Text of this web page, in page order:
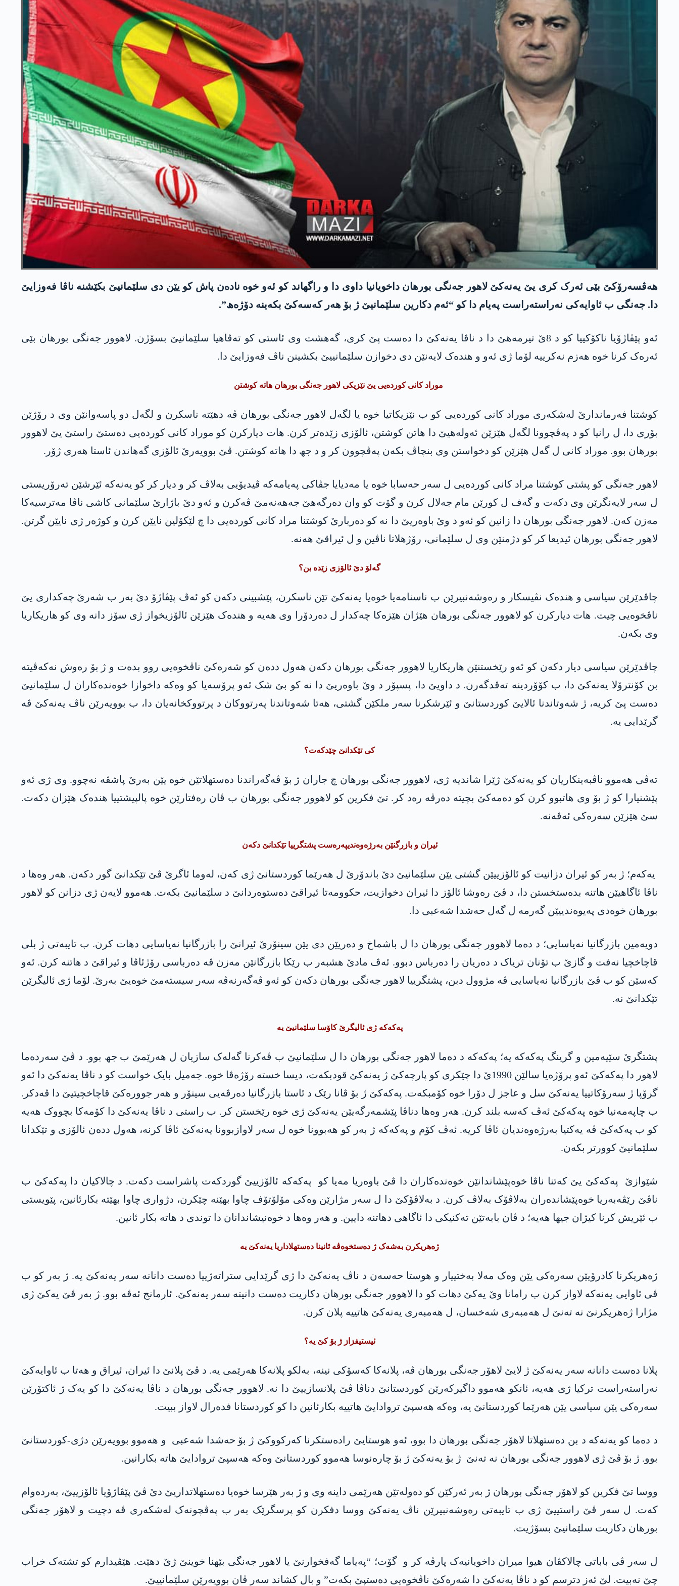
ھەڤسەرۆکێ بێی ئەرک کری یێ یەنەکێ لاھور جەنگی بورھان داخویانیا داوی دا و راگھاند کو ئەو خوە نادەن پاش کو یێن دی سلێمانیێ بکێشنە ناڤا فەوزایێ
دا. جەنگی ب ئاوایەکی نەراستەراست پەیام دا کو “ئەم دکارین سلێمانیێ ژ بۆ ھەر کەسەکێ بکەینە دۆژەھ”.
ئەو پێڤاژۆیا ناکۆکییا کو د 8ێ تیرمەھێ دا د ناڤا یەنەکێ دا دەست پێ کری، گەھشت وی ئاستی کو تەڤاھیا سلێمانیێ بسۆژن. لاھوور جەنگی بورھان بێی
ئەرەک کرنا خوە ھەزم نەکرییە لۆما ژی ئەو و ھندەک لایەنێن دی دخوازن سلێمانییێ بکشینن ناڤ فەوزایێ دا.
موراد کانی کوردەیی یێ نێزیکی لاھور جەنگی بورھان ھاتە کوشتن
کوشتنا فەرماندارێ لەشکەری موراد کانی کوردەیی کو ب نێزیکاتیا خوە یا لگەل لاھور جەنگی بورھان ڤە دهێتە ناسکرن و لگەل دو پاسەوانێن وی د رۆژێن
بۆری دا، ل رانیا کو د پەڤچوونا لگەل ھێزێن ئەولەھیێ دا ھاتن کوشتن، ئالۆزی زێدەتر کرن. ھات دیارکرن کو موراد کانی کوردەیی دەستێ راستێ یێ لاھوور
بورھان بوو. موراد کانی ل گەل ھێزێن کو دخواستن وی بنچاڤ بکەن پەڤچوون کر و د جھ دا ھاتە کوشتن. ڤێ بوویەرێ ئالۆزی گەھاندن ئاستا ھەری ژۆر.
لاھور جەنگی کو پشتی کوشتنا مراد کانی کوردەیی ل سەر حەسابا خوە یا مەدیایا جڤاکی پەیامەکە ڤیدیۆیی بەلاڤ کر و دیار کر کو یەنەکە ئێرشێن تەرۆریستی
ل سەر لایەنگرێن وی دکەت و گەف ل کورێن مام جەلال کرن و گۆت کو وان دەرگەھێ جەهەنەمێ ڤەکرن و ئەو دێ باژارێ سلێمانی کاشی ناڤا مەترسیەکا
مەزن کەن. لاھور جەنگی بورھان دا زانین کو ئەو د وێ باوەریێ دا نە کو دەربارێ کوشتنا مراد کانی کوردەیی دا چ لێکۆلین نایێن کرن و کوژەر ژی نایێن گرتن.
لاھور جەنگی بورھان ئیدیعا کر کو دژمنێن وی ل سلێمانی، رۆژھلاتا ناڤین و ل ئیراقێ ھەنە.
گەلۆ دێ ئالۆزی زێدە بن؟
چاڤدێرێن سیاسی و ھندەک نڤیسکار و رەوشەنبیرێن ب ناسنامەیا خوەیا یەنەکێ تێن ناسکرن، پێشبینی دکەن کو ئەڤ پێڤاژۆ دێ بەر ب شەرێ چەکداری یێ
ناڤخوەیی چیت. ھات دیارکرن کو لاھوور جەنگی بورھان هێژان ھێزەکا چەکدار ل دەردۆرا وی ھەیە و ھندەک ھێزێن ئالۆزیخواز ژی سۆز دانە وی کو ھاریکاریا
وی بکەن.
چاڤدێرێن سیاسی دیار دکەن کو ئەو رێخستنێن هاریکاریا لاھوور جەنگی بورھان دکەن ھەول ددەن کو شەرەکێ ناڤخوەیی روو بدەت و ژ بۆ رەوش نەکەڤیتە
بن کۆنترۆلا یەنەکێ دا، ب کۆۆردینە تەڤدگەرن. د داویێ دا، پسپۆر د وێ باوەریێ دا نە کو بێ شک ئەو پرۆسەیا کو وەکە داخوازا خوەندەکاران ل سلێمانیێ
دەست پێ کریە، ژ شەوتاندنا ئالایێ کوردستانێ و ئێرشکرنا سەر ملکێن گشتی، ھەتا شەوتاندنا پەرتووکان د پرتووکخانەیان دا، ب بوویەرێن ناڤ یەنەکێ ڤە
گرێدایی یە.
کی تێکدانێ چێدکەت؟
تەڤی ھەموو ناڤبەینکاریان کو یەنەکێ ژێرا شاندیە ژی، لاھوور جەنگی بورھان چ جاران ژ بۆ ڤەگەراندنا دەستھلاتێن خوە یێن بەرێ پاشڤە نەچوو. وی ژی ئەو
پێشنیارا کو ژ بۆ وی ھاتبوو کرن کو دەمەکێ بچیتە دەرڤە رەد کر. تێ فکرین کو لاھوور جەنگی بورھان ب ڤان رەفتارێن خوە پالپیشتییا ھندەک ھێزان دکەت.
سێ ھێزێن سەرەکی ئەڤەنە.
ئیران و بازرگنێن بەرژەوەندیپەرەست پشتگرییا تێکدانێ دکەن
یەکەم؛ ژ بەر کو ئیران دزانیت کو ئالۆزییێن گشتی یێن سلێمانیێ دێ باندۆرێ ل ھەرێما کوردستانێ ژی کەن، لەوما ئاگرێ ڤێ تێکدانێ گور دکەن. ھەر وەھا د
ناڤا ئاگاھیێن ھاتنە بدەستخستن دا، د ڤێ رەوشا ئالۆز دا ئیران دخوازیت، حکوومەتا ئیراقێ دەستوەردانێ د سلێمانیێ بکەت. ھەموو لایەن ژی دزانن کو لاھور
بورھان خوەدی پەیوەندییێن گەرمە ل گەل حەشدا شەعبی دا.
دویەمین بازرگانیا نەیاسایی؛ د دەما لاھوور جەنگی بورھان دا ل باشماخ و دەریێن دی یێن سینۆرێ ئیرانێ را بازرگانیا نەیاسایی دھات کرن. ب تایبەتی ژ بلی
قاچاخچیا نەفت و گازێ ب تۆنان تریاک د دەریان را دەرباس دبوو. ئەڤ مادێ ھشبەر ب رێکا بازرگانێن مەزن ڤە دەرباسی رۆژئاڤا و ئیراقێ د ھاتنە کرن. ئەو
کەسێن کو ب ڤێ بازرگانیا نەیاسایی ڤە مژوول دبن، پشتگرییا لاھور جەنگی بورھان دکەن کو ئەو ڤەگەرنەڤە سەر سیستەمێ خوەیێ بەرێ. لۆما ژی ئالیگرێن
تێکدانێ نە.
پەکەکە ژی ئالیگرێ کاۆسا سلێمانیێ یە
پشتگرێ سێیەمین و گرینگ پەکەکە یە؛ پەکەکە د دەما لاھور جەنگی بورھان دا ل سلێمانیێ ب ڤەکرنا گەلەک سازیان ل ھەرێمێ ب جھ بوو. د ڤێ سەردەما
لاھور دا پەکەکێ ئەو پرۆژەیا سالێن 1990ێ دا چێکری کو پارچەکێ ژ یەنەکێ قودبکەت، دیسا خستە رۆژەڤا خوە. جەمیل بایک خواست کو د ناڤا یەنەکێ دا ئەو
گرۆپا ژ سەرۆکاتییا یەنەکێ سل و عاجز ل دۆرا خوە کۆمبکەت. پەکەکێ ژ بۆ ڤانا رێک د ئاستا بازرگانیا دەرڤەیی سینۆر و ھەر جوورەکێ قاچاخچیتیێ دا ڤەدکر.
ب چاپەمەنیا خوە پەکەکێ ئەڤ کەسە بلند کرن. ھەر وەھا دناڤا پێشمەرگەیێن یەنەکێ ژی خوە رێخستن کر. ب راستی د ناڤا یەنەکێ دا کۆمەکا بچووک ھەیە
کو ب پەکەکێ ڤە یەکتیا بەرژەوەندیان ئاڤا کریە. ئەڤ کۆم و پەکەکە ژ بەر کو ھەبوونا خوە ل سەر لاوازبوونا یەنەکێ ئاڤا کرنە، ھەول ددەن ئالۆزی و تێکدانا
سلێمانیێ کوورتر بکەن.
شێوازێ پەکەکێ یێ کەتنا ناڤا خوەپێشاندانێن خوەندەکاران دا ڤێ باوەریا مەیا کو پەکەکە ئالۆزییێ گوردکەت پاشراست دکەت. د چالاکیان دا پەکەکێ ب
ناڤێ رێڤەبەریا خوەپێشاندەران بەلاڤۆک بەلاڤ کرن. د بەلاڤۆکێ دا ل سەر مژارێن وەکی مۆلۆتۆف چاوا بهێنە چێکرن، دژواری چاوا بهێتە بکارئانین، پێویستی
ب ئێریش کرنا کیژان جیھا ھەیە؛ د ڤان بابەتێن تەکنیکی دا ئاگاھی دھاتنە دایین. و ھەر وەھا د خوەنیشاندانان دا توندی د ھاتە بکار ئانین.
ژەھریکرن بەشەک ژ دەستخوەڤە ئانینا دەستھلاداریا یەنەکێ یە
ژەھریکرنا کادرۆیێن سەرەکی یێن وەک مەلا بەختییار و هوستا حەسەن د ناڤ یەنەکێ دا ژی گرێدایی ستراتەژییا دەست دانانە سەر یەنەکێ یە. ژ بەر کو ب
ڤی ئاوایی یەنەکە لاواز کرن ب رامانا وێ یەکێ دهات کو دا لاھوور جەنگی بورھان دکاریت دەست دانیتە سەر یەنەکێ. ئارمانج ئەڤە بوو. ژ بەر ڤێ یەکێ ژی
مژارا ژەھریکرنێ نە تەنێ ل ھەمبەری شەخسان، ل ھەمبەری یەنەکێ ھاتییە پلان کرن.
ئیستیفزاز ژ بۆ کێ یە؟
پلانا دەست دانانە سەر یەنەکێ ژ لایێ لاھۆر جەنگی بورھان ڤە، پلانەکا کەسۆکی نینە، بەلکو پلانەکا ھەرێمی یە. د ڤێ پلانێ دا ئیران، ئیراق و ھەتا ب ئاوایەکێ
نەراستەراست ترکیا ژی ھەیە، ئانکو ھەموو داگیرکەرێن کوردستانێ دناڤا ڤێ پلانسازییێ دا نە. لاھوور جەنگی بورھان د ناڤا یەنەکێ دا کو یەک ژ ئاکتۆرێن
سەرەکی یێن سیاسی یێن ھەرێما کوردستانێ یە، وەکە ھەسپێ تروادایێ ھاتییە بکارئانین دا کو کوردستانا فدەرال لاواز ببیت.
د دەما کو یەنەکە د بن دەستھلاتا لاھۆر جەنگی بورھان دا بوو، ئەو هوستایێ رادەستکرنا کەرکووکێ ژ بۆ حەشدا شەعبی و ھەموو بوویەرێن دژی-کوردستانێ
بوو. ژ بۆ ڤێ ژی لاھوور جەنگی بورھان نە تەنێ ژ بۆ یەنەکێ ژ بۆ چارەنوسا ھەموو کوردستانێ وەکە ھەسپێ تروادایێ ھاتە بکارانین.
ووسا تێ فکرین کو لاھۆر جەنگی بورھان ژ بەر ئەرکێن کو دەولەتێن ھەرێمی داینە وی و ژ بەر ھێرسا خوەیا دەستھلاتداریێ دێ ڤێ پێڤاژۆیا ئالۆزییێ، بەردەوام
کەت. ل سەر ڤێ راستییێ ژی ب تایبەتی رەوشەنبیرێن ناڤ یەنەکێ ووسا دفکرن کو پرسگرێک بەر ب پەڤچونەک لەشکەری ڤە دچیت و لاھۆر جەنگی
بورھان دکاریت سلێمانیێ بسۆژیت.
ل سەر ڤی باباتی چالاکڤان ھیوا میران داخویانیەک پارڤە کر و گۆت؛ “پەیاما گەفخوارنێ یا لاھور جەنگی بێھنا خوینێ ژێ دهێت. ھێڤیدارم کو تشتەک خراب
چێ نەبیت. لێ ئەز دترسم کو د ناڤا یەنەکێ دا شەرەکێ ناڤخوەیی دەستپێ بکەت” و بال کشاند سەر ڤان بوویەرێن سلێمانییێ.